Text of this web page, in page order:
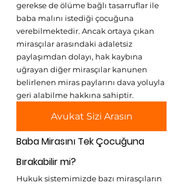
gerekse de ölüme bağlı tasarruflar ile
baba malını istediği çocuğuna
verebilmektedir. Ancak ortaya çıkan
mirasçılar arasındaki adaletsiz
paylaşımdan dolayı, hak kaybına
uğrayan diğer mirasçılar kanunen
belirlenen miras paylarını dava yoluyla
geri alabilme hakkına sahiptir.
Avukat Sizi Arasın
Baba Mirasını Tek Çocuğuna
Bırakabilir mi?
Hukuk sistemimizde bazı mirasçıların